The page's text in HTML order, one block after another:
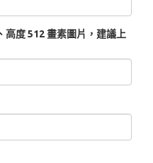
高度 512 畫素圖片，建議上